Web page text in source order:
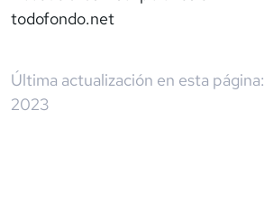
todofondo.net
Última actualización en esta página:
2023